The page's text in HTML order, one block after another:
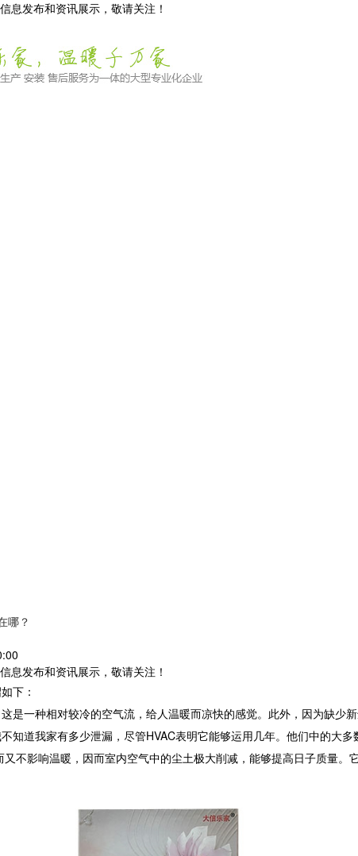
息发布和资讯展示，敬请关注！
哪？
息发布和资讯展示，敬请关注！
下：
一种相对较冷的空气流，给人温暖而凉快的感觉。此外，因为缺少
道我家有多少泄漏，尽管HVAC表明它能够运用几年。他们中的大
不影响温暖，因而室内空气中的尘土极大削减，能够提高日子质量